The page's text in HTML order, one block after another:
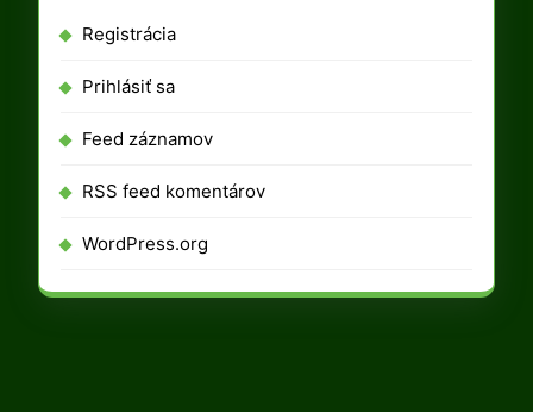
Registrácia
Prihlásiť sa
Feed záznamov
RSS feed komentárov
WordPress.org